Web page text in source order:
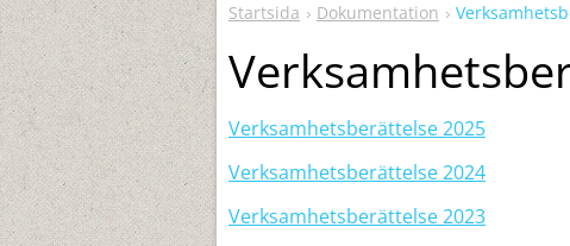
Startsida Dokumentation
Verksamhetsberättelse 2025
Verksamhetsberättelse 2024
Verksamhetsberättelse 2023